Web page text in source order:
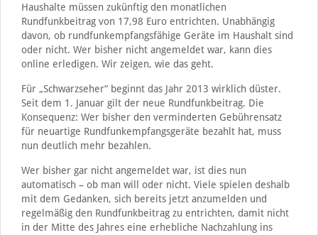
Haushalte müssen zukünftig den monatlichen
Rundfunkbeitrag von 17,98 Euro entrichten. Unabhängig
davon, ob rundfunkempfangsfähige Geräte im Haushalt sind
oder nicht. Wer bisher nicht angemeldet war, kann dies
online erledigen. Wir zeigen, wie das geht.
Für „Schwarzseher“ beginnt das Jahr 2013 wirklich düster.
Seit dem 1. Januar gilt der neue Rundfunkbeitrag. Die
Konsequenz: Wer bisher den verminderten Gebührensatz
für neuartige Rundfunkempfangsgeräte bezahlt hat, muss
nun deutlich mehr bezahlen.
Wer bisher gar nicht angemeldet war, ist dies nun
automatisch – ob man will oder nicht. Viele spielen deshalb
mit dem Gedanken, sich bereits jetzt anzumelden und
regelmäßig den Rundfunkbeitrag zu entrichten, damit nicht
in der Mitte des Jahres eine erhebliche Nachzahlung ins